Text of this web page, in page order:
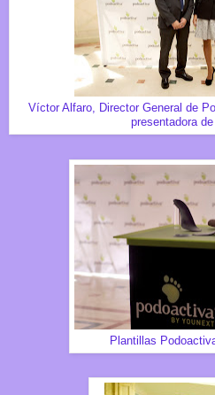
Víctor Alfaro, Director General de
presentadora
Plantillas